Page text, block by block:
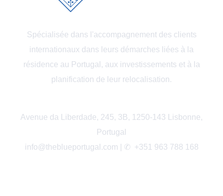
Spécialisée dans l'accompagnement des clients
internationaux dans leurs démarches liées à la
résidence au Portugal, aux investissements et à la
planification de leur relocalisation.
Avenue da Liberdade, 245, 3B, 1250-143 Lisbonne,
Portugal
info@theblueportugal.com | ✆ +351 963 788 168